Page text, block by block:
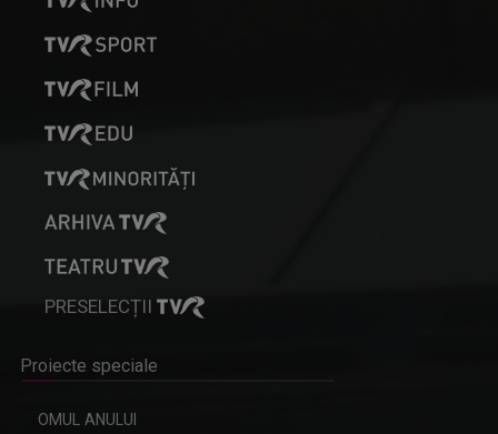
PRESELECȚII
Proiecte speciale
OMUL ANULUI